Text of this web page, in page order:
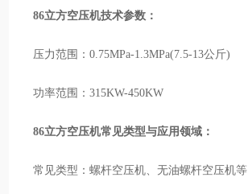
86立方空压机技术参数：
压力范围：0.75MPa-1.3MPa(7.5-13公斤)
功率范围：315KW-450KW
86立方空压机常见类型与应用领域：
常见类型：螺杆空压机、无油螺杆空压机等